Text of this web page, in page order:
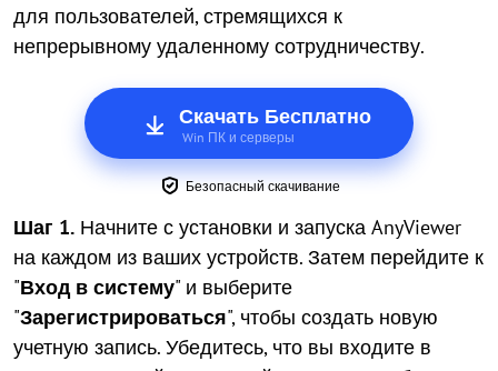
для пользователей, стремящихся к
непрерывному удаленному сотрудничеству.
Скачать Бесплатно
Win ПК и серверы
Безопасный скачивание
Шаг 1. Начните с установки и запуска AnyViewer
на каждом из ваших устройств. Затем перейдите к
"Вход в систему" и выберите
"Зарегистрироваться", чтобы создать новую
учетную запись. Убедитесь, что вы входите в